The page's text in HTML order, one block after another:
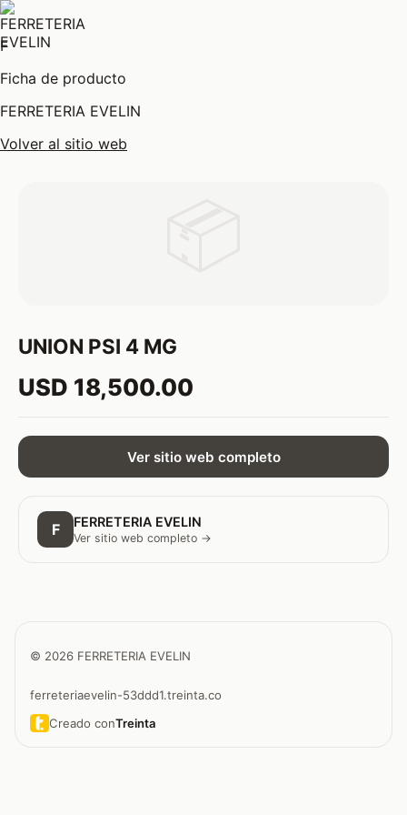
F
Ficha de producto
FERRETERIA EVELIN
Volver al sitio web
UNION PSI 4 MG
USD 18,500.00
Ver sitio web completo
F FERRETERIA EVELIN
Ver sitio web completo →
© 2026 FERRETERIA EVELIN
ferreteriaevelin-53ddd1.treinta.co
Creado conTreinta